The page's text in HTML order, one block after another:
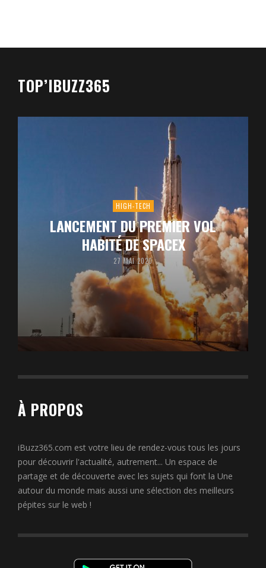
TOP’IBUZZ365
HIGH-TECH
LANCEMENT DU PREMIER VOL
HABITÉ DE SPACEX
27 MAI 2020
À PROPOS
iBuzz365.com est votre lieu de rendez-vous tous les jours
pour découvrir l'actualité, autrement... Un espace de
partage et de découverte avec les sujets qui font la Une
autour du monde mais aussi une sélection des meilleurs
pépites sur le web !